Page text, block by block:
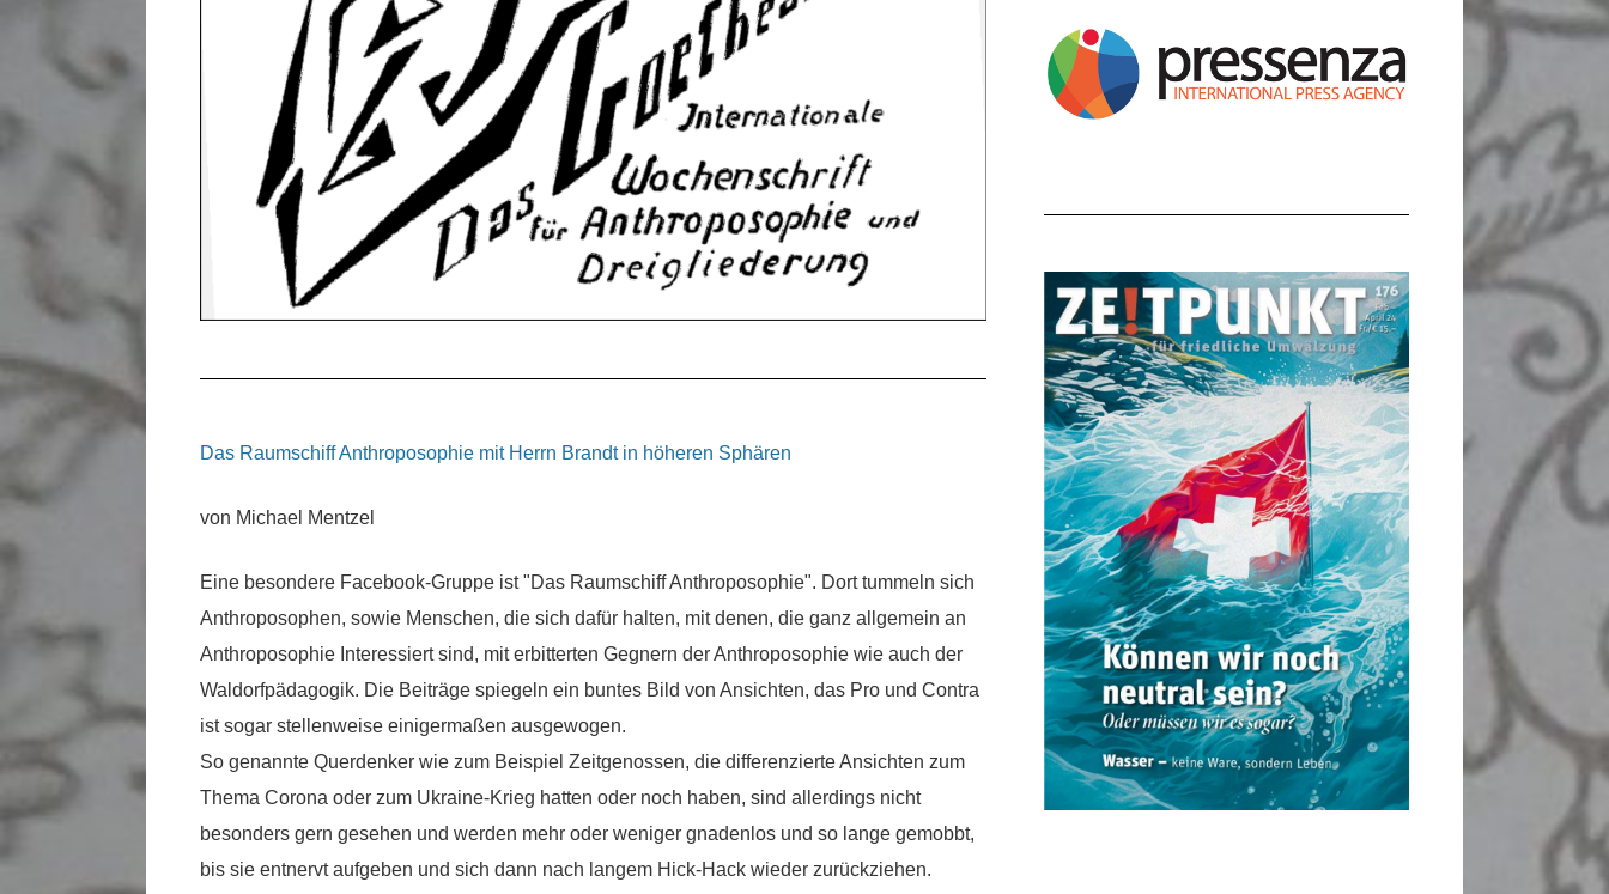
Das Raumschiff Anthroposophie mit Herrn Brandt in höheren Sphären
von Michael Mentzel
Eine besondere Facebook-Gruppe ist "Das Raumschiff Anthroposophie". Dort tummeln sich
Anthroposophen, sowie Menschen, die sich dafür halten, mit denen, die ganz allgemein an
Anthroposophie Interessiert sind, mit erbitterten Gegnern der Anthroposophie wie auch der
Waldorfpädagogik. Die Beiträge spiegeln ein buntes Bild von Ansichten, das Pro und Contra
ist sogar stellenweise einigermaßen ausgewogen.
So genannte Querdenker wie zum Beispiel Zeitgenossen, die differenzierte Ansichten zum
Thema Corona oder zum Ukraine-Krieg hatten oder noch haben, sind allerdings nicht
besonders gern gesehen und werden mehr oder weniger gnadenlos und so lange gemobbt,
bis sie entnervt aufgeben und sich dann nach langem Hick-Hack wieder zurückziehen.